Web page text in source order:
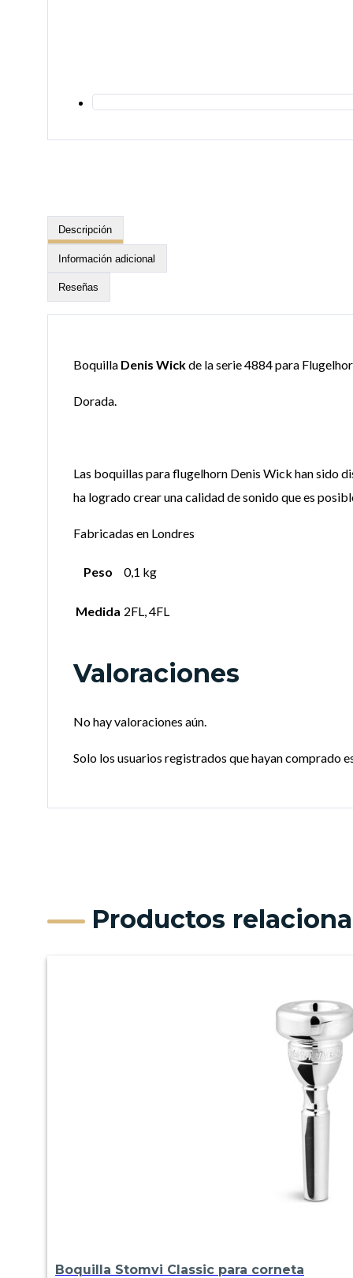
Descripción
Información adicional
Reseñas
Boquilla Denis Wickde la serie 4884 para
Dorada.
Las boquillas para flugelhorn Denis Wick han sido
ha logrado crear una calidad de sonido que es
Fabricadas en Londres
Peso 0,1 kg
Medida 2FL, 4FL
Valoraciones
No hay valoraciones aún.
Solo los usuarios registrados que hayan comprado
Productos
Boquilla Stomvi Classic para corneta